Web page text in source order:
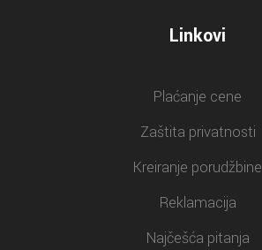
Linkovi
Plaćanje cene
Zaštita privatnosti
Kreiranje porudžbine
Reklamacija
Najčešća pitanja